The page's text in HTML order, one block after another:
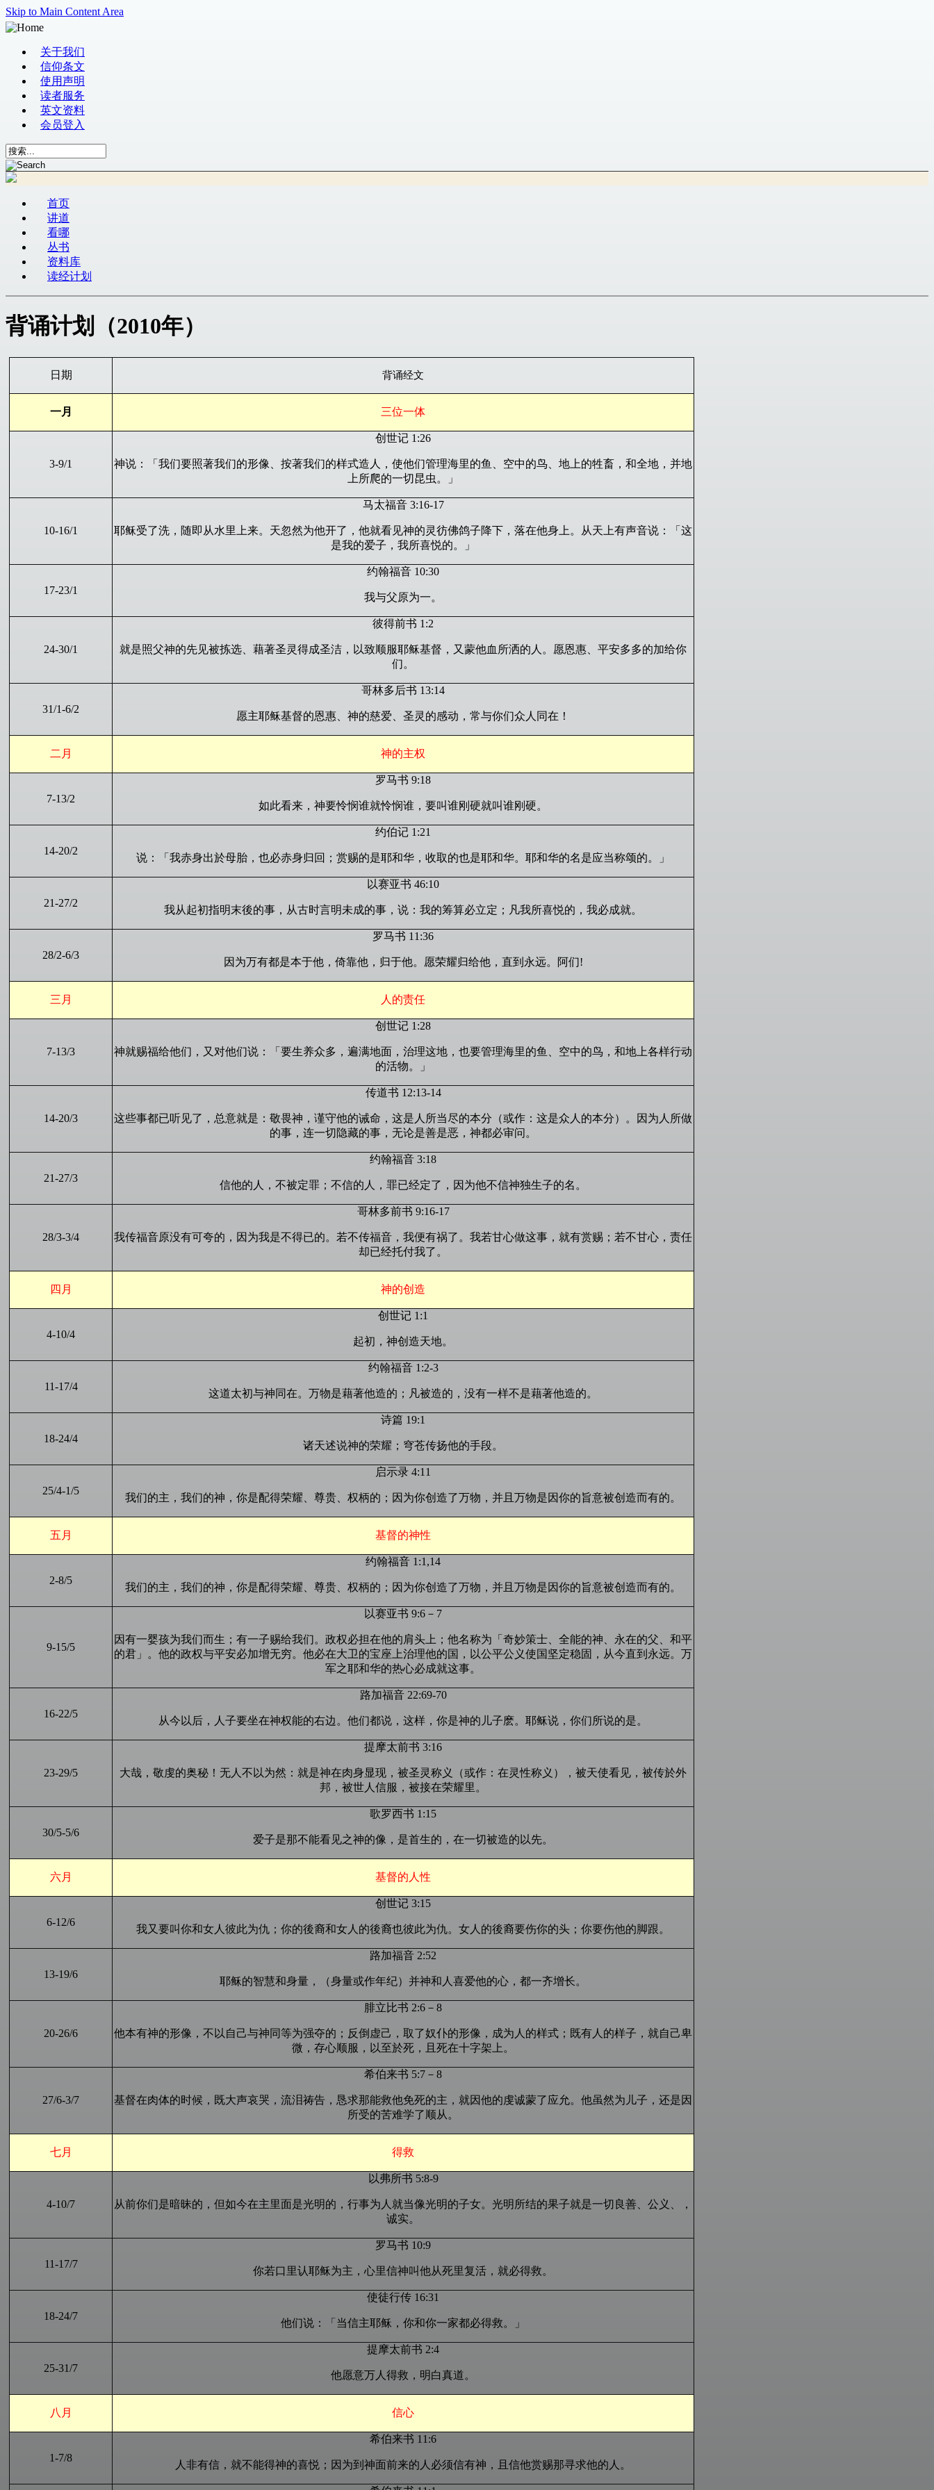
Skip to Main Content Area
关于我们
信仰条文
使用声明
读者服务
英文资料
会员登入
首页
讲道
看哪
丛书
资料库
读经计划
背诵计划（2010年）
日期 背诵经文
一月 三位一体
3-9/1
创世记 1:26
神说：「我们要照著我们的形像、按著我们的样式造人，使他们管理海里的鱼、空中的鸟、地上的牲畜，和全地，并地
上所爬的一切昆虫。」
10-16/1
马太福音 3:16-17
耶稣受了洗，随即从水里上来。天忽然为他开了，他就看见神的灵彷佛鸽子降下，落在他身上。从天上有声音说：「这
是我的爱子，我所喜悦的。」
1 7-23/1
约翰福音 10:30
我与父原为一。
24-30/1
彼得前书 1:2
就是照父神的先见被拣选、藉著圣灵得成圣洁，以致顺服耶稣基督，又蒙他血所洒的人。愿恩惠、平安多多的加给你
们。
31/1-6/2
哥林多后书 13:14
愿主耶稣基督的恩惠、神的慈爱、圣灵的感动，常与你们众人同在！
二月 神的主权
7-13/2
罗马书 9:18
如此看来，神要怜悯谁就怜悯谁，要叫谁刚硬就叫谁刚硬。
14-20/2
约伯记 1:21
说：「我赤身出於母胎，也必赤身归回；赏赐的是耶和华，收取的也是耶和华。耶和华的名是应当称颂的。」
21-27/2
以赛亚书 46:10
我从起初指明末後的事，从古时言明未成的事，说：我的筹算必立定；凡我所喜悦的，我必成就。
28/2-6/3
罗马书 11:36
因为万有都是本于他，倚靠他，归于他。愿荣耀归给他，直到永远。阿们!
三月 人的责任
7-13/3
创世记 1:28
神就赐福给他们，又对他们说：「要生养众多，遍满地面，治理这地，也要管理海里的鱼、空中的鸟，和地上各样行动
的活物。」
14-20/3
传道书 12:13-14
这些事都已听见了，总意就是：敬畏神，谨守他的诫命，这是人所当尽的本分（或作：这是众人的本分）。因为人所做
的事，连一切隐藏的事，无论是善是恶，神都必审问。
21-27/3
约翰福音 3:18
信他的人，不被定罪；不信的人，罪已经定了，因为他不信神独生子的名。
28/3-3/4
哥林多前书 9:16-17
我传福音原没有可夸的，因为我是不得已的。若不传福音，我便有祸了。我若甘心做这事，就有赏赐；若不甘心，责任
却已经托付我了。
四月 神的创造
4-10/4
创世记 1:1
起初，神创造天地。
11-17/4
约翰福音 1:2-3
这道太初与神同在。万物是藉著他造的；凡被造的，没有一样不是藉著他造的。
18-24/4
诗篇 19:1
诸天述说神的荣耀；穹苍传扬他的手段。
25/4-1/5
启示录 4:11
我们的主，我们的神，你是配得荣耀、尊贵、权柄的；因为你创造了万物，并且万物是因你的旨意被创造而有的。
五月 基督的神性
2-8/5
约翰福音 1:1,14
我们的主，我们的神，你是配得荣耀、尊贵、权柄的；因为你创造了万物，并且万物是因你的旨意被创造而有的。
9-15/5
以赛亚书 9:6－7
因有一婴孩为我们而生；有一子赐给我们。政权必担在他的肩头上；他名称为「奇妙策士、全能的神、永在的父、和平
的君」。他的政权与平安必加增无穷。他必在大卫的宝座上治理他的国，以公平公义使国坚定稳固，从今直到永远。万
军之耶和华的热心必成就这事。
16-22/5
路加福音 22:69-70
从今以后，人子要坐在神权能的右边。他们都说，这样，你是神的儿子麽。耶稣说，你们所说的是。
23-29/5
提摩太前书 3:16
大哉，敬虔的奥秘！无人不以为然：就是神在肉身显现，被圣灵称义（或作：在灵性称义），被天使看见，被传於外
邦，被世人信服，被接在荣耀里。
30/5-5/6
歌罗西书 1:15
爱子是那不能看见之神的像，是首生的，在一切被造的以先。
六月 基督的人性
6-12/6
创世记 3:15
我又要叫你和女人彼此为仇；你的後裔和女人的後裔也彼此为仇。女人的後裔要伤你的头；你要伤他的脚跟。
13-19/6
路加福音 2:52
耶稣的智慧和身量，（身量或作年纪）并神和人喜爱他的心，都一齐增长。
20-26/6
腓立比书 2:6－8
他本有神的形像，不以自己与神同等为强夺的；反倒虚己，取了奴仆的形像，成为人的样式；既有人的样子，就自己卑
微，存心顺服，以至於死，且死在十字架上。
27/6-3/7
希伯来书 5:7－8
基督在肉体的时候，既大声哀哭，流泪祷告，恳求那能救他免死的主，就因他的虔诚蒙了应允。他虽然为儿子，还是因
所受的苦难学了顺从。
七月 得救
4-10/7
以弗所书 5:8-9
从前你们是暗昧的，但如今在主里面是光明的，行事为人就当像光明的子女。光明所结的果子就是一切良善、公义、，
诚实。
11-1 7/7
罗马书 10:9
你若口里认耶稣为主，心里信神叫他从死里复活，就必得救。
18-24/7
使徒行传 16:31
他们说：「当信主耶稣，你和你一家都必得救。」
25-31/7
提摩太前书 2:4
他愿意万人得救，明白真道。
八月 信心
1-7/8
希伯来书 11:6
人非有信，就不能得神的喜悦；因为到神面前来的人必须信有神，且信他赏赐那寻求他的人。